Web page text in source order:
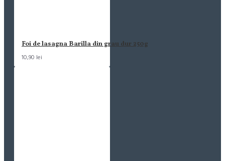
Foi de lasagna Barilla din grau dur 250g
10,90 lei